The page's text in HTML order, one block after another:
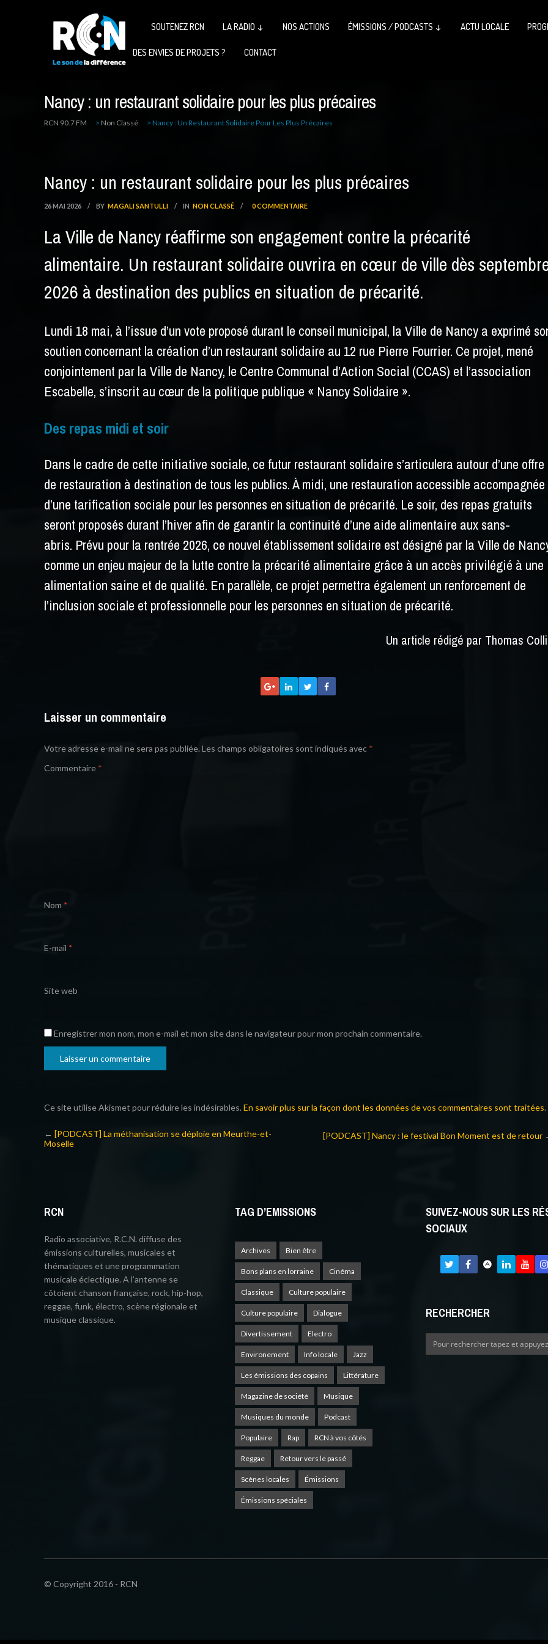
SOUTENEZ RCN LA RADIO ↓ NOS ACTIONS ÉMISSIONS / PODCASTS ↓ ACTU LOCALE
DES ENVIES DE PROJETS ? CONTACT
Nancy : un restaurant solidaire pour les plus précaires
RCN 90.7 FM > Non Classé > Nancy : Un Restaurant Solidaire Pour Les Plus Précaires
Nancy : un restaurant solidaire pour les plus précaires
26 MAI 2026 / BY MAGALI SANTULLI / IN NON CLASSÉ / 0 COMMENTAIRE
La Ville de Nancy réaffirme son engagement contre la précarité
alimentaire. Un restaurant solidaire ouvrira en cœur de ville dès
2026 à destination des publics en situation de précarité.
Lundi 18 mai, à l’issue d’un vote proposé durant le conseil municipal, la Ville de Nancy a exprimé
soutien concernant la création d’un restaurant solidaire au 12 rue Pierre Fourrier. Ce projet, mené
conjointement par la Ville de Nancy, le Centre Communal d’Action Social (CCAS) et l’association
Escabelle, s’inscrit au cœur de la politique publique « Nancy Solidaire ».
Des repas midi et soir
Dans le cadre de cette initiative sociale, ce futur restaurant solidaire s’articulera autour d’une offre
de restauration à destination de tous les publics. À midi, une restauration accessible accompagnée
d’une tarification sociale pour les personnes en situation de précarité. Le soir, des repas gratuits
seront proposés durant l’hiver afin de garantir la continuité d’une aide alimentaire aux sans-
abris. Prévu pour la rentrée 2026, ce nouvel établissement solidaire est désigné par la Ville de
comme un enjeu majeur de la lutte contre la précarité alimentaire grâce à un accès privilégié à une
alimentation saine et de qualité. En parallèle, ce projet permettra également un renforcement de
l’inclusion sociale et professionnelle pour les personnes en situation de précarité.
Un article rédigé par Thomas
Laisser un commentaire
Votre adresse e-mail ne sera pas publiée. Les champs obligatoires sont indiqués avec *
Commentaire *
Nom *
E-mail *
Site web
Enregistrer mon nom, mon e-mail et mon site dans le navigateur pour mon prochain commentaire.
Ce site utilise Akismet pour réduire les indésirables. En savoir plus sur la façon dont les données de vos commentaires sont traitées.
← [PODCAST] La méthanisation se déploie en Meurthe-et-
Moselle
[PODCAST] Nancy : le festival Bon Moment est de retour
RCN
Radio associative, R.C.N. diffuse des
émissions culturelles, musicales et
thématiques et une programmation
musicale éclectique. A l’antenne se
côtoient chanson française, rock, hip-hop,
reggae, funk, électro, scène régionale et
musique classique.
TAG D’EMISSIONS
Archives Bien être
Bons plans en lorraine Cinéma
Classique Culture populaire
Culture populaire Dialogue
Divertissement Electro
Environement Info locale Jazz
Les émissions des copains Littérature
Magazine de société Musique
Musiques du monde Podcast
Populaire Rap RCN à vos côtés
Reggae Retour vers le passé
Scènes locales Émissions
Émissions spéciales
SUIVEZ-NOUS SUR LES
SOCIAUX
RECHERCHER
© Copyright 2016 - RCN